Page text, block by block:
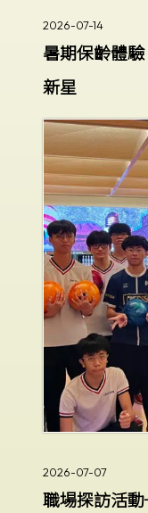
2026-07-14
暑期保齡體
新星
2026-07-07
職場探訪活